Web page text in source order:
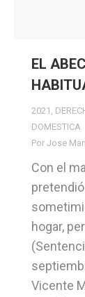
EL
2021 ,
DOMESTICA
Por Jose
Con el
hogar,
Vicente